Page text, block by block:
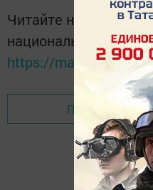
Читайте новости
национальном
https://max.ru/
Перейти на